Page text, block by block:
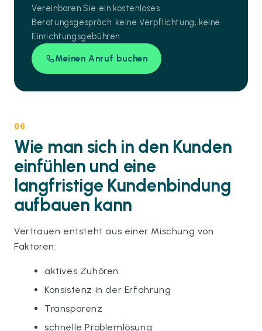
Vereinbaren Sie ein kostenloses
Beratungsgespräch: keine Verpflichtung, keine
Einrichtungsgebühren.
Meinen Anruf buchen
06
Wie man sich in den Kunden
einfühlen und eine
langfristige Kundenbindung
aufbauen kann
Vertrauen entsteht aus einer Mischung von
Faktoren:
aktives Zuhören
Konsistenz in der Erfahrung
Transparenz
schnelle Problemlösung